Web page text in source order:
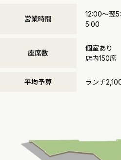
営業時間
12:00～翌
5:00
座席数
個室あり
店内150席
平均予算 ランチ